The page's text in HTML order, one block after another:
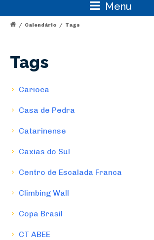
Menu
/ Calendário / Tags
Tags
Carioca
Casa de Pedra
Catarinense
Caxias do Sul
Centro de Escalada Franca
Climbing Wall
Copa Brasil
CT ABEE